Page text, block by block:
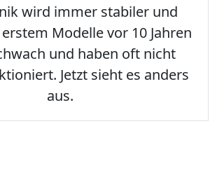
wird immer stabiler und
Modelle vor 10 Jahren
und haben oft nicht
Jetzt sieht es anders
aus.